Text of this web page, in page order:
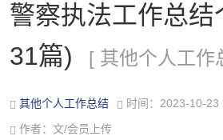
警察执法工作总结
31篇)
[ 其他个人工作
其他个人工作总结 时间：2023-10-23
作者：文/会员上传